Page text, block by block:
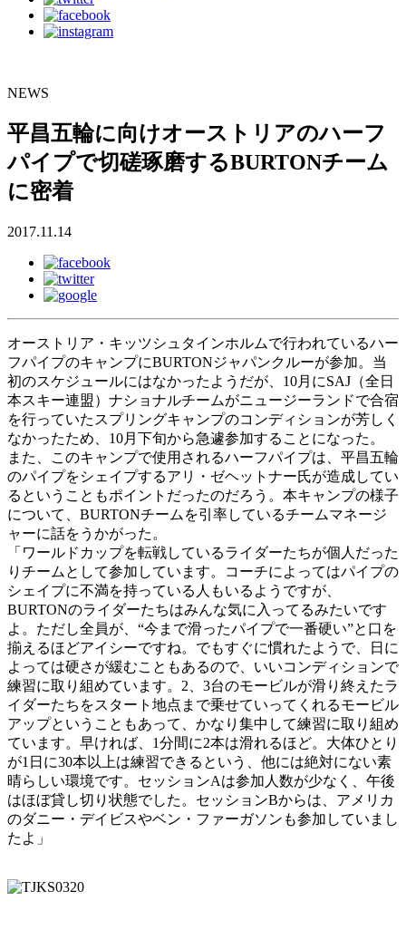
NEWS
平昌五輪に向けオーストリアのハーフ
パイプで切磋琢磨するBURTONチーム
に密着
2017.11.14
オーストリア・キッツシュタインホルムで行われているハー
フパイプのキャンプにBURTONジャパンクルーが参加。当
初のスケジュールにはなかったようだが、10月にSAJ（全日
本スキー連盟）ナショナルチームがニュージーランドで合宿
を行っていたスプリングキャンプのコンディションが芳しく
なかったため、10月下旬から急遽参加することになった。
また、このキャンプで使用されるハーフパイプは、平昌五輪
のパイプをシェイプするアリ・ゼヘットナー氏が造成してい
るということもポイントだったのだろう。本キャンプの様子
について、BURTONチームを引率しているチームマネージ
ャーに話をうかがった。
「ワールドカップを転戦しているライダーたちが個人だった
りチームとして参加しています。コーチによってはパイプの
シェイプに不満を持っている人もいるようですが、
BURTONのライダーたちはみんな気に入ってるみたいです
よ。ただし全員が、“今まで滑ったパイプで一番硬い”と口を
揃えるほどアイシーですね。でもすぐに慣れたようで、日に
よっては硬さが緩むこともあるので、いいコンディションで
練習に取り組めています。2、3台のモービルが滑り終えたラ
イダーたちをスタート地点まで乗せていってくれるモービル
アップということもあって、かなり集中して練習に取り組め
ています。早ければ、1分間に2本は滑れるほど。大体ひとり
が1日に30本以上は練習できるという、他には絶対にない素
晴らしい環境です。セッションAは参加人数が少なく、午後
はほぼ貸し切り状態でした。セッションBからは、アメリカ
のダニー・デイビスやベン・ファーガソンも参加していまし
たよ」